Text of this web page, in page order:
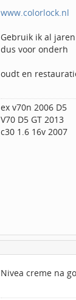
www.colorlock.nl
Gebruik ik al
dus voor onderh
oudt en
ex v70n 2006 D5
V70 D5 GT 2013
c30 1.6 16v 2007
Nivea creme na